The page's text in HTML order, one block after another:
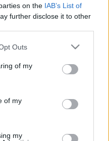
on the IAB’s List of
further disclose it to other
uses one or more Google
You may click to
its third-party tags to
purposes in below Google
Outs
of my
of my
my
a választás
ikrei.
GYŐZTÜNK
vád, hogy a Jobbik többet